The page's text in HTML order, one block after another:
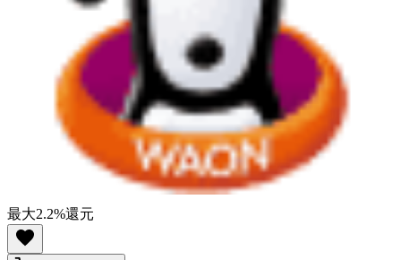
最大2.2%還元